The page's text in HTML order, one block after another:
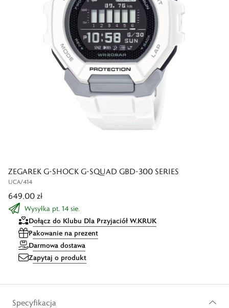
ZEGAREK G-SHOCK G-SQUAD GBD-300 SERIES
UCA/414
649,00 zł
Wysyłka pt. 14 sie.
Dołącz do Klubu Dla Przyjaciół W.KRUK
Pakowanie na prezent
Darmowa dostawa
Zapytaj o produkt
Specyfikacja